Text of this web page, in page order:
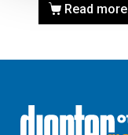
Read more